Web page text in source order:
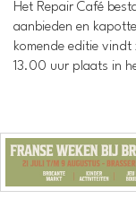
Het Repair Café
aanbieden en
komende editie
13.00 uur plaats in